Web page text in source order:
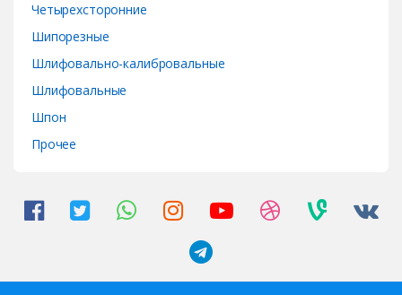
Четырехсторонние
Шипорезные
Шлифовально-калибровальные
Шлифовальные
Шпон
Прочее